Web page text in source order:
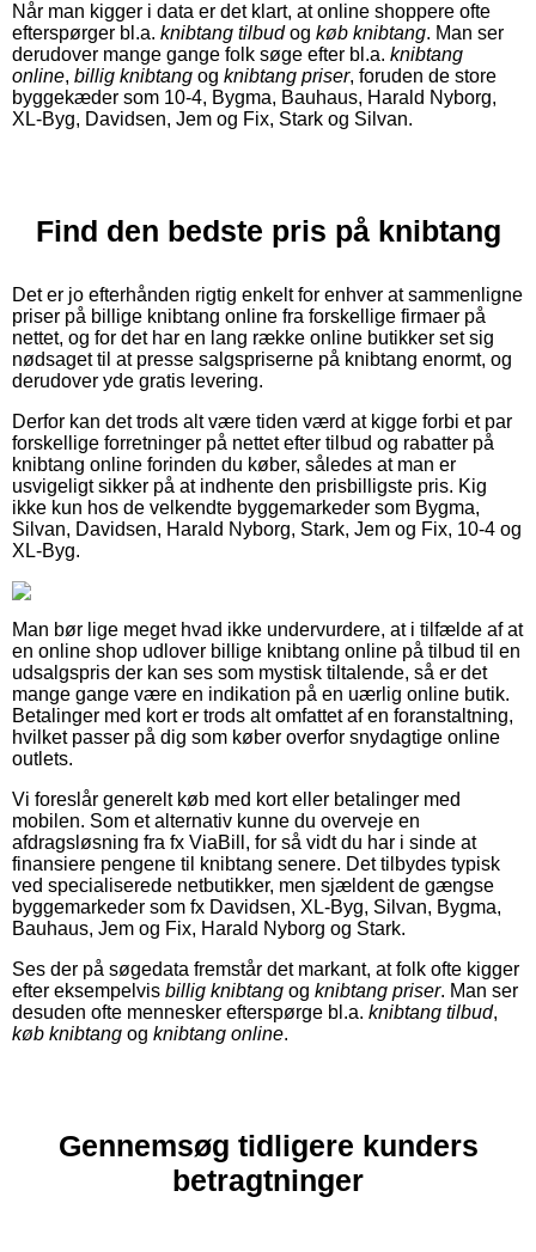
Når man kigger i data er det klart, at online shoppere ofte
efterspørger bl.a. knibtang tilbudog køb knibtang. Man ser
derudover mange gange folk søge efter bl.a. knibtang
online, billig knibtang og knibtang priser, foruden de store
byggekæder som 10-4, Bygma, Bauhaus, Harald Nyborg,
XL-Byg, Davidsen, Jem og Fix, Stark og Silvan.
Find den bedste pris på knibtang
Det er jo efterhånden rigtig enkelt for enhver at sammenligne
priser på billige knibtang online fra forskellige firmaer på
nettet, og for det har en lang række online butikker set sig
nødsaget til at presse salgspriserne på knibtang enormt, og
derudover yde gratis levering.
Derfor kan det trods alt være tiden værd at kigge forbi et par
forskellige forretninger på nettet efter tilbud og rabatter på
knibtang online forinden du køber, således at man er
usvigeligt sikker på at indhente den prisbilligste pris. Kig
ikke kun hos de velkendte byggemarkeder som Bygma,
Silvan, Davidsen, Harald Nyborg, Stark, Jem og Fix, 10-4 og
XL-Byg.
Man bør lige meget hvad ikke undervurdere, at i tilfælde af at
en online shop udlover billige knibtang online på tilbud til en
udsalgspris der kan ses som mystisk tiltalende, så er det
mange gange være en indikation på en uærlig online butik.
Betalinger med kort er trods alt omfattet af en foranstaltning,
hvilket passer på dig som køber overfor snydagtige online
outlets.
Vi foreslår generelt køb med kort eller betalinger med
mobilen. Som et alternativ kunne du overveje en
afdragsløsning fra fx ViaBill, for så vidt du har i sinde at
finansiere pengene til knibtang senere. Det tilbydes typisk
ved specialiserede netbutikker, men sjældent de gængse
byggemarkeder som fx Davidsen, XL-Byg, Silvan, Bygma,
Bauhaus, Jem og Fix, Harald Nyborg og Stark.
Ses der på søgedata fremstår det markant, at folk ofte kigger
efter eksempelvis billig knibtang og knibtang priser. Man ser
desuden ofte mennesker efterspørge bl.a. knibtang tilbud,
køb knibtang og knibtang online.
Gennemsøg tidligere kunders
betragtninger